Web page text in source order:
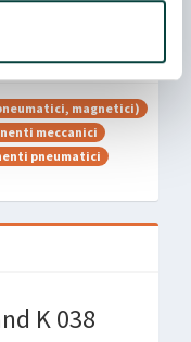
magnetici)
meccanici
pneumatici
K 038